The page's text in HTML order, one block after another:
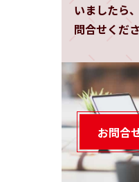
いましたら
問合せくださ
お問合